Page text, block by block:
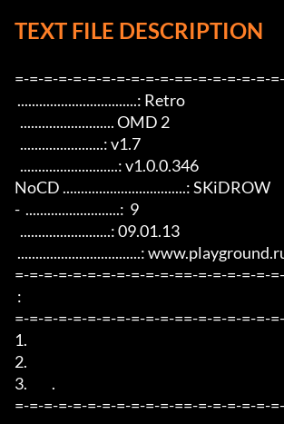
TEXT FILE DESCRIPTION
=-=-=-=-=-=-=-=-=-=-=-==-=-=-=-=-=-
NoCD ..................................: SKiDROW
-  ..........................:  9
=-=-=-=-=-=-=-=-=-=-=-==-=-=-=-=-=-
=-=-=-=-=-=-=-=-=-=-=-==-=-=-=-=-=-
1.
2.
3.         .
=-=-=-=-=-=-=-=-=-=-=-==-=-=-=-=-=-